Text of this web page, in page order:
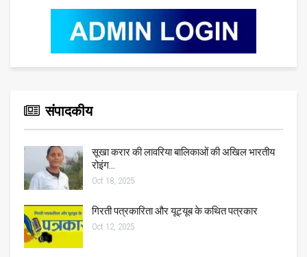
संपादकीय
सूखा करार की लावरिया बालिकाओं की अखिल भारतीय
रोइंग…
Oct 18, 2025
गिरती पत्रकारिता और यूट्यूब के कथित पत्रकार
Oct 12, 2025